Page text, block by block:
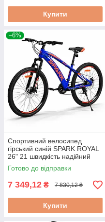
Купити
–6%
Спортивний велосипед
гірський синій SPARK ROYAL
26" 21 швидкість надійний
велосипед для щоденного
катання
Готово до відправки
7 349,12 ₴ 7 830,12 ₴
Купити